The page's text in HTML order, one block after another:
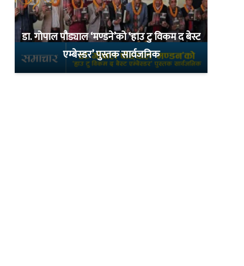
डा. गोपाल पौड्याल ‘मण्डने’को ‘हाउ टु विकम द बेस्ट
एम्बेस्डर’ पुस्तक सार्वजनिक